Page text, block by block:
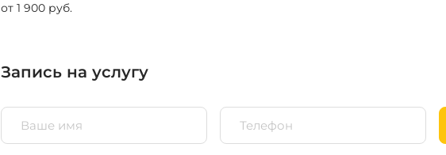
от 1 900 руб.
Запись на услугу